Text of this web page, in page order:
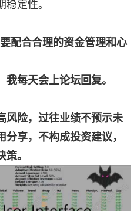
定性。
配合合理的资金管理和心
每天会上论坛回复。
风险，过往业绩不预示未
享，不构成投资建议，
。